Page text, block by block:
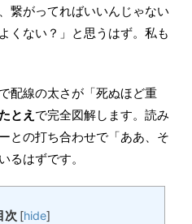
繋がってればいいんじゃない
くない？」と思うはず。私も
配線の太さが「死ぬほど重
とえ で完全図解します。読み
との打ち合わせで「ああ、そ
るはずです。
次 [hide]